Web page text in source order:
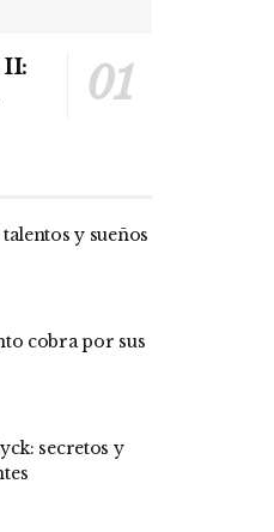
II:
y sueños
cobra por sus
secretos y